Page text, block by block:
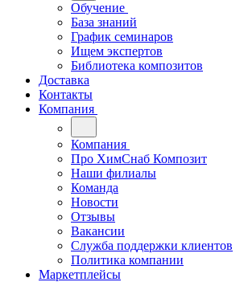
Обучение
База знаний
График семинаров
Ищем экспертов
Библиотека композитов
Доставка
Контакты
Компания
Компания
Про ХимСнаб Композит
Наши филиалы
Команда
Новости
Отзывы
Вакансии
Служба поддержки клиентов
Политика компании
Маркетплейсы